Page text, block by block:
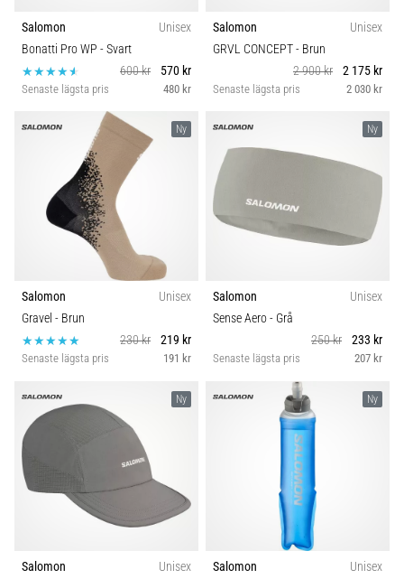
vanligaste
orsakerna
är
plantar
Vad
Salomon
Unisex
Bonatti Pro WP - Svart
600 kr
570 kr
Senaste lägsta pris 480 kr
Salomon
Unisex
GRVL CONCEPT- Brun
2 900 kr
2 175 kr
Senaste lägsta pris 2 030 kr
Ny
Salomon
Unisex
Gravel - Brun
230 kr
219 kr
Senaste lägsta pris 191 kr
Ny
Salomon
Unisex
Sense Aero- Grå
250 kr
233 kr
Senaste lägsta pris 207 kr
Ny
Salomon
Unisex
Ny
Salomon
Unisex